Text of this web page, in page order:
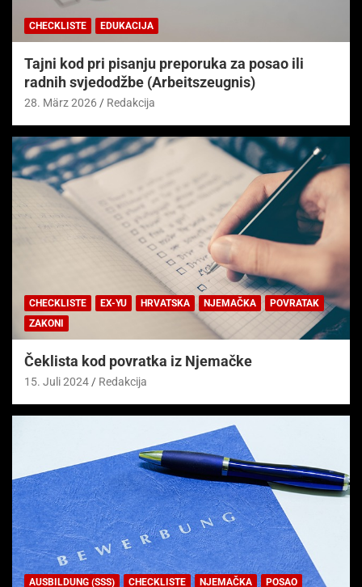
CHECKLISTE EDUKACIJA
Tajni kod pri pisanju preporuka za posao ili
radnih svjedodžbe (Arbeitszeugnis)
28. März 2026 Redakcija
CHECKLISTE EX-YU HRVATSKA NJEMAČKA
POVRATAK
ZAKONI
Čeklista kod povratka iz Njemačke
15. Juli 2024 Redakcija
AUSBILDUNG (SSS) CHECKLISTE NJEMAČKA
POSAO